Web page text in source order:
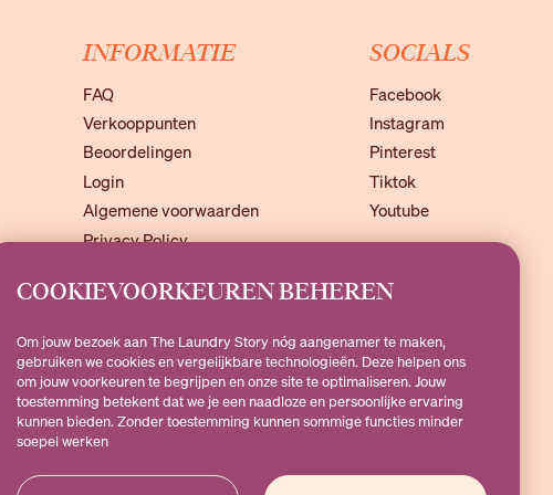
INFORMATIE
FAQ
Verkooppunten
Beoordelingen
Login
Algemene voorwaarden
Privacy Policy
SOCIALS
Facebook
Instagram
Pinterest
Tiktok
Youtube
t/m vrijdag 09:00-17:00
© 2025 THE LAUNDRY STORY
COOKIEVOORKEUREN BEHEREN
Om jouw bezoek aan The Laundry Story nóg aangenamer te maken,
gebruiken we cookies en vergelijkbare technologieën. Deze helpen ons
om jouw voorkeuren te begrijpen en onze site te optimaliseren. Jouw
toestemming betekent dat we je een naadloze en persoonlijke ervaring
kunnen bieden. Zonder toestemming kunnen sommige functies minder
soepel werken